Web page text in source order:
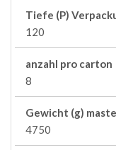
Tiefe (P)
120
anzahl pro carton
8
Gewicht (g)
4750